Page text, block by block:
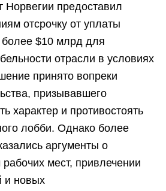
Норвегии предоставил
отсрочку от уплаты
более $10 млрд для
отрасли в условиях
принято вопреки
призывавшего
характер и противостоять
лобби. Однако более
аргументы о
мест, привлечении
и новых